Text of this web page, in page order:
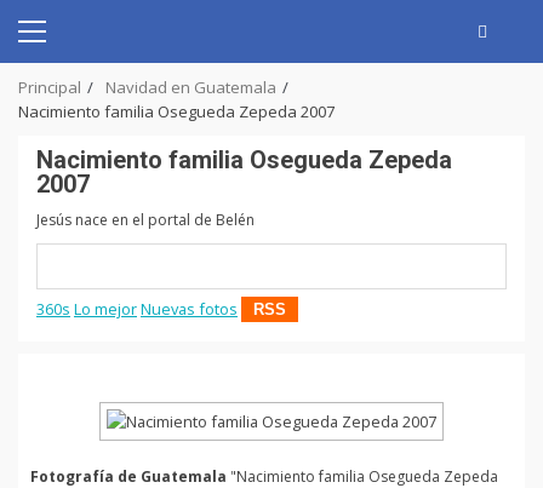
content
Primary
Principal
Navidad en Guatemala
Nacimiento familia Osegueda Zepeda 2007
Nacimiento familia Osegueda Zepeda
2007
Jesús nace en el portal de Belén
360s Lo mejorNuevas fotos RSS
Fotografía de Guatemala "Nacimiento familia Osegueda Zepeda